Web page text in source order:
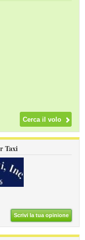
Taxi
Scrivi la tua opinione